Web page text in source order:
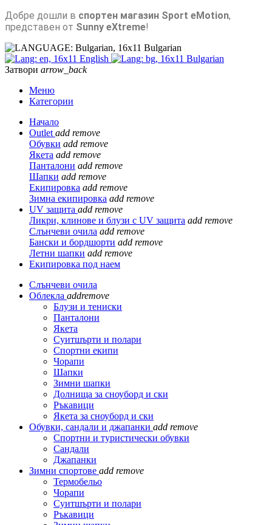
Добре дошли в спортен магазин Sport eMotion,
представен от Sunny eXtreme!
Bulgarian
English
Bulgarian
Затвори arrow_back
Меню
Категории
Начало
Outlet add remove
Обувки add remove
Якета add remove
Панталони add remove
Шапки add remove
Екипировка add remove
Зимна екипировка add remove
UV защита add remove
Ликри, клинове и блузи с UV защита add remove
Слънчеви очила add remove
Бански и бордшорти add remove
Летни шапки add remove
Екипировка под наем
Слънчеви очила
Облекла addremove
Блузи и тениски
Панталони
Якета
Суитшърти и полари
Спортни екипи
Чорапи
Шапки
Зимни шапки
Долнища за сноуборд и ски
Ръкавици
Якета за сноуборд и ски
Обувки, сандали и джапанки add remove
Спортни и туристически обувки
Сандали
Джапанки
Зимни спортове add remove
Термобельо
Чорапи
Суитшърти и полари
Ръкавици